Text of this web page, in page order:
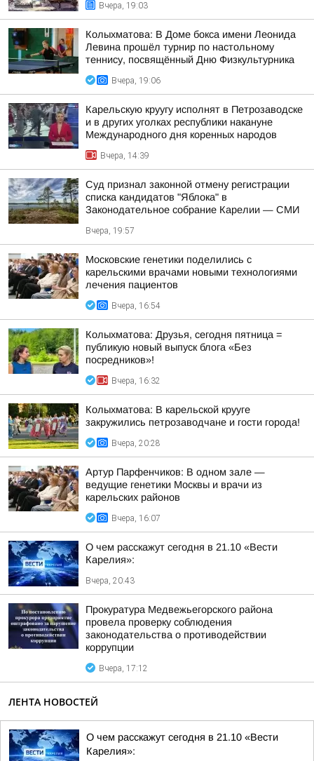
Вчера, 19:03
Колыхматова: В Доме бокса имени Леонида
Левина прошёл турнир по настольному
теннису, посвящённый Дню Физкультурника
Вчера, 19:06
Карельскую круугу исполнят в Петрозаводске
и в других уголках республики накануне
Международного дня коренных народов
Вчера, 14:39
Суд признал законной отмену регистрации
списка кандидатов "Яблока" в
Законодательное собрание Карелии — СМИ
Вчера, 19:57
Московские генетики поделились с
карельскими врачами новыми технологиями
лечения пациентов
Вчера, 16:54
Колыхматова: Друзья, сегодня пятница =
публикую новый выпуск блога «Без
посредников»!
Вчера, 16:32
Колыхматова: В карельской крууге
закружились петрозаводчане и гости города!
Вчера, 20:28
Артур Парфенчиков: В одном зале —
ведущие генетики Москвы и врачи из
карельских районов
Вчера, 16:07
О чем расскажут сегодня в 21.10 «Вести
Карелия»:
Вчера, 20:43
Прокуратура Медвежьегорского района
провела проверку соблюдения
законодательства о противодействии
коррупции
Вчера, 17:12
ЛЕНТА НОВОСТЕЙ
О чем расскажут сегодня в 21.10 «Вести
Карелия»: